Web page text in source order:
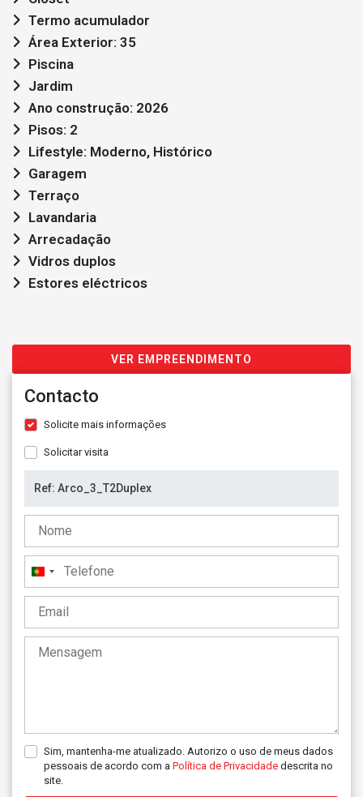
Termo acumulador
Área Exterior: 35
Piscina
Jardim
Ano construção: 2026
Pisos: 2
Lifestyle: Moderno, Histórico
Garagem
Terraço
Lavandaria
Arrecadação
Vidros duplos
Estores eléctricos
VER EMPREENDIMENTO
Contacto
Solicite mais informações
Solicitar visita
Portugal
+351
Sim, mantenha-me atualizado. Autorizo o uso de meus dados
pessoais de acordo com a Política de Privacidade descrita no
site.